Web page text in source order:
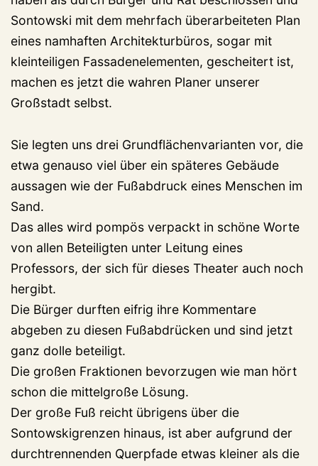
Sontowski mit dem mehrfach überarbeiteten Plan
eines namhaften Architekturbüros, sogar mit
kleinteiligen Fassadenelementen, gescheitert ist,
machen es jetzt die wahren Planer unserer
Großstadt selbst.
Sie legten uns drei Grundflächenvarianten vor, die
etwa genauso viel über ein späteres Gebäude
aussagen wie der Fußabdruck eines Menschen im
Sand.
Das alles wird pompös verpackt in schöne Worte
von allen Beteiligten unter Leitung eines
Professors, der sich für dieses Theater auch noch
hergibt.
Die Bürger durften eifrig ihre Kommentare
abgeben zu diesen Fußabdrücken und sind jetzt
ganz dolle beteiligt.
Die großen Fraktionen bevorzugen wie man hört
schon die mittelgroße Lösung.
Der große Fuß reicht übrigens über die
Sontowskigrenzen hinaus, ist aber aufgrund der
durchtrennenden Querpfade etwas kleiner als die